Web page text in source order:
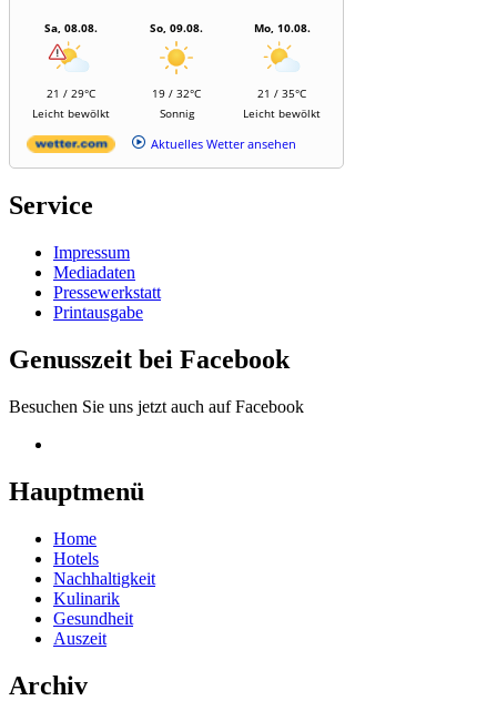
Sa, 08.08.
21 / 29°C
Leicht bewölkt
So, 09.08.
19 / 32°C
Sonnig
Mo, 10.08.
21 / 35°C
Leicht bewölkt
Aktuelles Wetter ansehen
Service
Impressum
Mediadaten
Pressewerkstatt
Printausgabe
Genusszeit bei Facebook
Besuchen Sie uns jetzt auch auf Facebook
Hauptmenü
Home
Hotels
Nachhaltigkeit
Kulinarik
Gesundheit
Auszeit
Archiv